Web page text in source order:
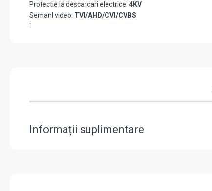
Protectie la descarcari electrice: 4KV
Semanl video: TVI/AHD/CVI/CVBS
"
Informații suplimentare